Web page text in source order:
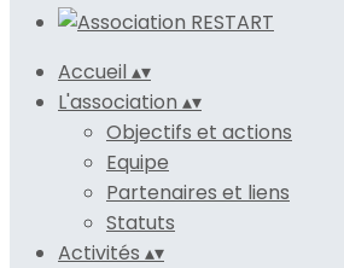
Accueil▴▾
L'association ▴▾
Objectifs et actions
Equipe
Partenaires et liens
Statuts
Activités ▴▾